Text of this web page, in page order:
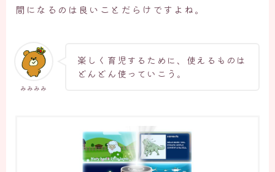
間になるのは良いことだらけですよね。
みみみみ
楽しく育児するために、使えるものは
どんどん使っていこう。